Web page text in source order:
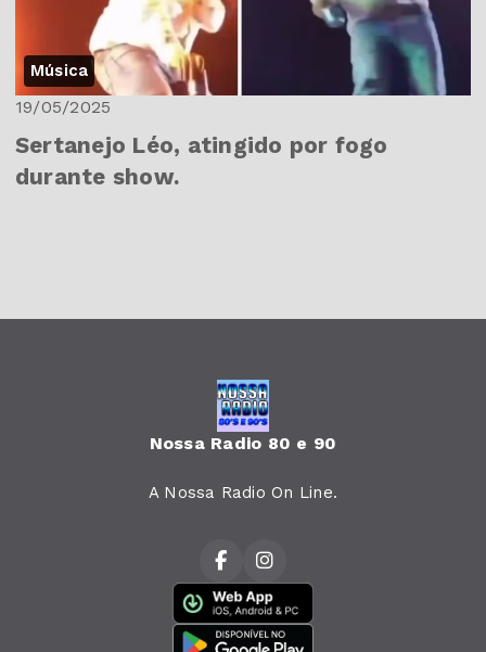
Música
19/05/2025
Sertanejo Léo, atingido por fogo
durante show.
Nossa Radio 80 e 90
A Nossa Radio On Line.